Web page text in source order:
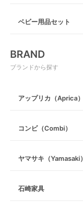
授乳グッズ・ママ用品
ベビー用品セット
BRAND
ブランドから探す
アップリカ（Aprica）
コンビ（Combi）
ヤマサキ（Yamasaki）
石崎家具